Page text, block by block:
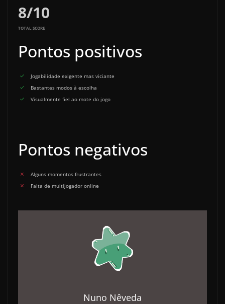
8/10
TOTAL SCORE
Pontos positivos
Jogabilidade exigente mas viciante
Bastantes modos à escolha
Visualmente fiel ao mote do jogo
Pontos negativos
Alguns momentos frustrantes
Falta de multijogador online
Nuno Nêveda